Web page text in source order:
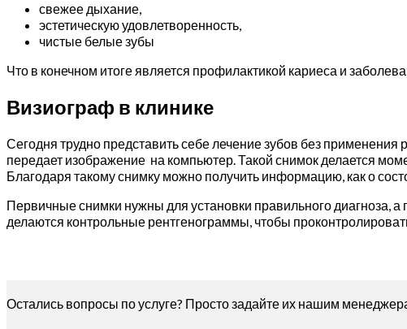
свежее дыхание,
эстетическую удовлетворенность,
чистые белые зубы
Что в конечном итоге является профилактикой кариеса и
Визиограф в клинике
Сегодня трудно представить себе лечение зубов без
передает изображение на компьютер. Такой снимок делается
Благодаря такому снимку можно получить информацию, как о
Первичные снимки нужны для установки правильного диагноза,
делаются контрольные рентгенограммы, чтобы
Остались вопросы по услуге? Просто задайте их нашим